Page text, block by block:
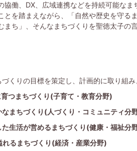
協働、DX、広域連携などを持続可能なま
とを踏まえながら、「自然や歴史を守る
まち」、そんなまちづくりを聖徳太子の
くりの目標を策定し、計画的に取り組み
つまちづくり(子育て・教育分野)
なまちづくり(人づくり・コミュニティ分
生活が営めるまちづくり(健康・福祉分
るまちづくり(経済・産業分野)